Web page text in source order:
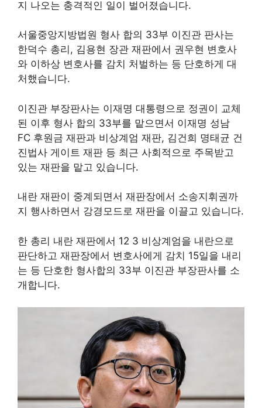
지 나오는 충격적인 일이 벌어졌습니다.
서울중앙지방법원 형사 합의 33부 이진관 판사는
한덕수 총리, 김용현 장관 재판에서 권우현 변호사
와 이하상 변호사를 감치 처벌하는 등 단호하게 대
처했습니다.
이진관 부장판사는 이재명 대통령으로 정권이 교체
된 이후 형사 합의 33부를 맡으면서 이재명 성남
FC 후원금 재판과 비상계엄 재판, 김건희 명태균 건
진법사 게이트 재판 등 최근 사회적으로 주목받고
있는 재판을 맡고 있습니다.
내란 재판이 중계되면서 재판장에서 소송지휘권까
지 행사하면서 강경모드로 재판을 이끌고 있습니다.
한 총리 내란 재판에서 12 3 비상계엄을 내란으로
판단하고 재판장에서 변호사에게 감치 15일을 내리
는 등 단호한 형사합의 33부 이진관 부장판사를 소
개합니다.